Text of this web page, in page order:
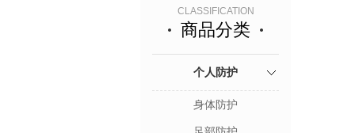
CLASSIFICATION
商品分类
个人防护
身体防护